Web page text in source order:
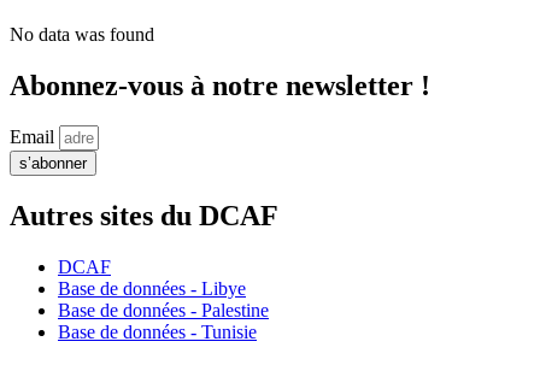
No data was found
Abonnez-vous à notre newsletter !
Email
s’abonner
Autres sites du DCAF
DCAF
Base de données - Libye
Base de données - Palestine
Base de données - Tunisie